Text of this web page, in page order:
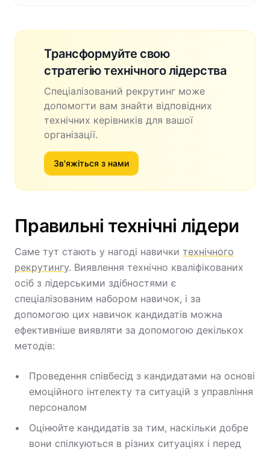
Трансформуйте свою
стратегію технічного лідерства
Спеціалізований рекрутинг може
допомогти вам знайти відповідних
технічних керівників для вашої
організації.
Зв'яжіться з нами
Правильні технічні лідери
Саме тут стають у нагоді навички технічного
рекрутингу. Виявлення технічно кваліфікованих
осіб з лідерськими здібностями є
спеціалізованим набором навичок, і за
допомогою цих навичок кандидатів можна
ефективніше виявляти за допомогою декількох
методів:
Проведення співбесід з кандидатами на основі
емоційного інтелекту та ситуацій з управління
персоналом
Оцінюйте кандидатів за тим, наскільки добре
вони спілкуються в різних ситуаціях і перед